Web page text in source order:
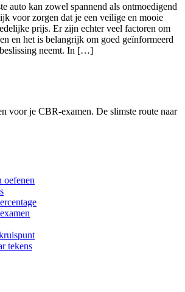
auto kan zowel spannend als ontmoedigend
voor zorgen dat je een veilige en mooie
prijs. Er zijn echter veel factoren om
en het is belangrijk om goed geïnformeerd
neemt. In […]
voor je CBR-examen. De slimste route naar
oefenen
tekens